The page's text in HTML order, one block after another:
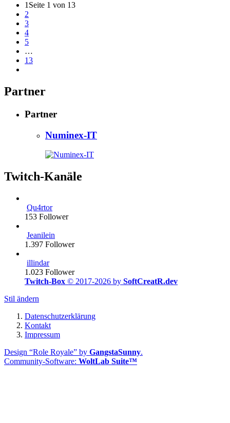
1 Seite 1 von 13
2
3
4
5
…
13
Partner
Partner
Numinex-IT
Twitch-Kanäle
Qu4rtor
153 Follower
Jeanilein
1.397 Follower
illindar
1.023 Follower
Twitch-Box © 2017-2026 by SoftCreatR.dev
Stil ändern
Datenschutzerklärung
Kontakt
Impressum
Design “Role Royale” by GangstaSunny.
Community-Software: WoltLab Suite™